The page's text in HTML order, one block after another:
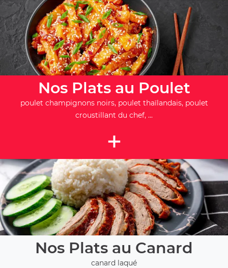
Nos Plats au Poulet
poulet champignons noirs, poulet thaïlandais, poulet
croustillant du chef, ...
+
Nos Plats au Canard
canard laqué